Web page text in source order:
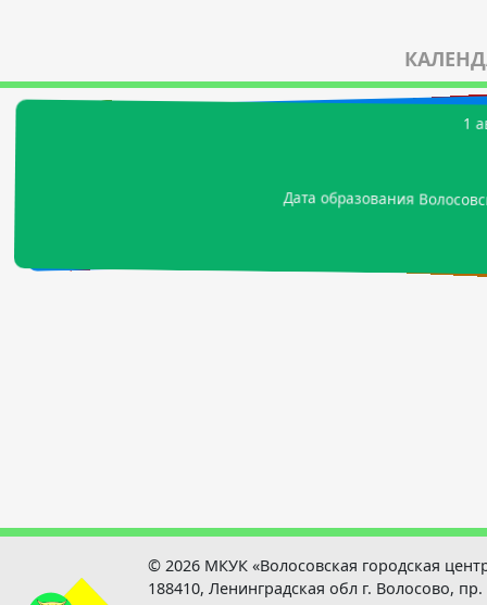
21
Родился Мутанен Петр (Пекка)
22
Родился Цыганов Евгений
1
Дата образования
3
Родился Тикиляйнен
Родился Лосев Валерий Михайлович - арктический
© 2026 МКУК «Волосовская городская
188410, Ленинградская обл г. Волосово,